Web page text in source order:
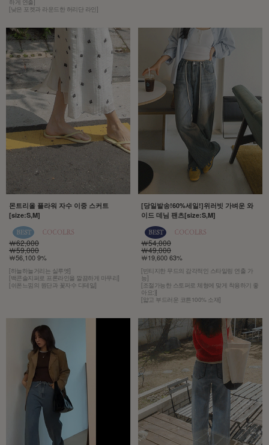
하게 연출]
[낮은 포켓과 라운드한 허리단 라인]
몬트리올 플라워 자수 이중 스커트
[size:S,M]
￦62,000
￦59,000
￦56,100 9%
[하늘하늘거리는 실루엣]
[백콘솔지퍼로 프론라인을 깔끔하게 마무리]
[쉬폰느낌의 원단과 꽃자수 디테일]
[당일발송!60%세일!]위러빗 가벼운 와
이드 데님 팬츠[size:S,M]
￦54,000
￦49,000
￦19,600 63%
[빈티지한 무드의 감각적인 스타일링 연출 가
능]
[조절가능한 스토퍼로 체형에 맞게 착용하기 좋
아요:)]
[얇고 부드러운 코튼100% 소재]